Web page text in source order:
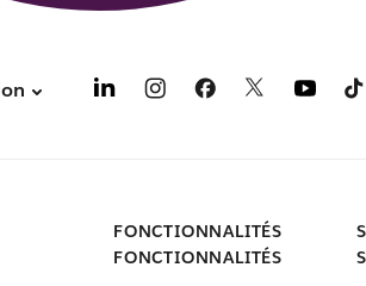
FONCTIONNALITÉS
FONCTIONNALITÉS